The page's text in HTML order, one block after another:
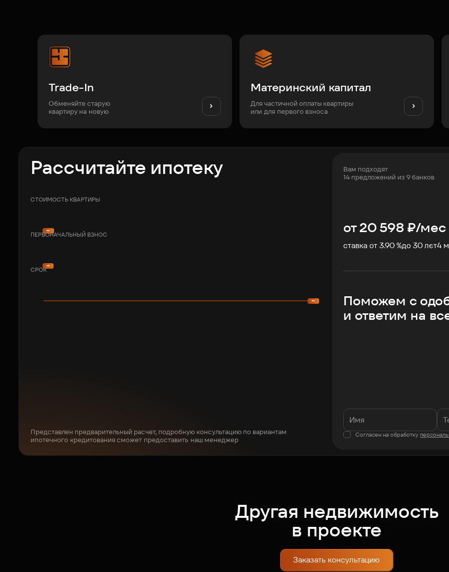
Trade-In
Обменяйте старую
квартиру на новую
Материнский капитал
Для частичной оплаты квартиры
или для первого взноса
Рассчитайте ипотеку
СТОИМОСТЬ КВАРТИРЫ
ПЕРВОНАЧАЛЬНЫЙ ВЗНОС
СРОК
Представлен предварительный расчет, подробную консультацию по вариантам
ипотечного кредитования сможет предоставить наш менеджер
Вам подходят
14 предложений из 9 банков
от20 598₽/мес
ставка от 3.90 %до30 лет4
Поможем с
и ответим на
Согласен на обработку
Другая недвижимость
в проекте
Заказать консультацию